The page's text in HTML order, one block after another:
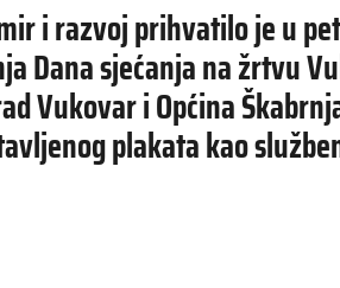
i razvoj prihvatilo je u
Dana sjećanja na žrtvu
Vukovar i Općina
plakata kao